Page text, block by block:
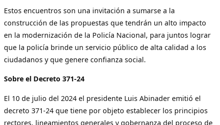
Estos encuentros son una invitación a sumarse a la
construcción de las propuestas que tendrán un alto impacto
en la modernización de la Policía Nacional, para juntos lograr
que la policía brinde un servicio público de alta calidad a los
ciudadanos y que genere confianza social.
Sobre el Decreto 371-24
El 10 de julio del 2024 el presidente Luis Abinader emitió el
decreto 371-24 que tiene por objeto establecer los principios
rectores, lineamientos generales y gobernanza del proceso de